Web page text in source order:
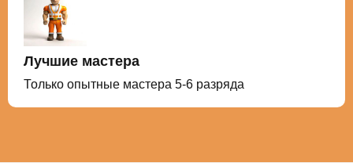
Лучшие мастера
Только опытные мастера 5-6 разряда